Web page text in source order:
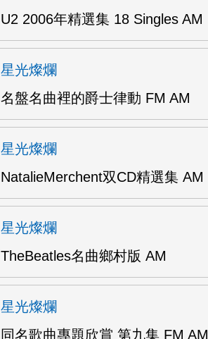
U2 2006年精選集 18 Singles AM
星光燦爛
名盤名曲裡的爵士律動 FM AM
星光燦爛
NatalieMerchent双CD精選集 AM
星光燦爛
TheBeatles名曲鄉村版 AM
星光燦爛
同名歌曲專題欣賞 第九集 FM AM